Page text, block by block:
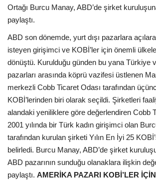
Makaleler
Programlar
Yazılımlar
Bilgiler
Veritabanı
Ortağı Burcu Manay, ABD’de şirket
paylaştı.
ABD son dönemde, yurt dışı pazarlara
isteyen girişimci ve KOBİ’ler için önemli
dönüştü. Kurulduğu günden bu yana Türkiye
pazarları arasında köprü vazifesi üstlenen
merkezli Cobb Ticaret Odası tarafından
KOBİ’lerinden biri olarak seçildi. Şirketleri
alandaki yeniliklere göre değerlendiren Cobb
2001 yılında bir Türk kadın girişimci olan
tarafından kurulan şirketi Yılın En İyi 25
belirledi. Burcu Manay, ABD’de şirket
ABD pazarının sunduğu olanaklara ilişkin
paylaştı. AMERİKA PAZARI KOBİ’LER